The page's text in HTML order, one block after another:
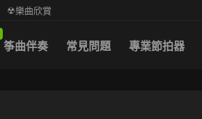
筝曲伴奏 常見問題 專業節拍器
☢樂曲欣賞